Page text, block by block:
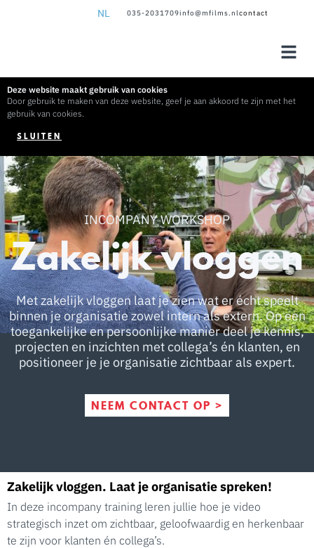
NL 035-2031709info@mfilms.nlcontact
Deze website maakt gebruik van cookies
Door gebruik te maken van deze website, geef je aan akkoord te zijn met het
gebruik van cookies.
SLUITEN
INCOMPANY WORKSHOP
Zakelijk vloggen
Met zakelijk vloggen laat je zien wat er écht speelt
binnen je organisatie zowel intern als extern. Op een
toegankelijke en persoonlijke manier deel je kennis,
projecten en inzichten met collega’s én klanten, en
positioneer je je organisatie zichtbaar als expert.
NEEM CONTACT OP >
Zakelijk vloggen. Laat je organisatie spreken!
In deze incompany training leren jullie hoe je video
strategisch inzet om zichtbaar, geloofwaardig en herkenbaar
te zijn voor klanten én collega’s.